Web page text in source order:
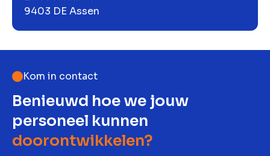
9403 DE Assen
Kom in contact
Benieuwd hoe we jouw
personeel kunnen
doorontwikkelen?